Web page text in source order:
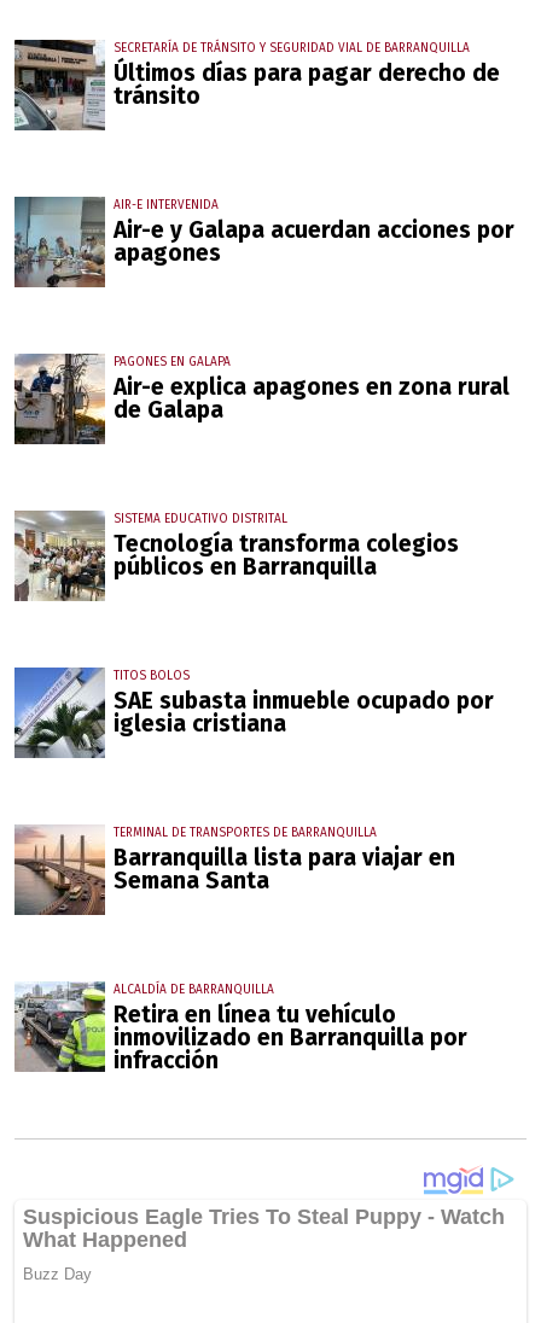
SECRETARÍA DE TRÁNSITO Y SEGURIDAD VIAL DE BARRANQUILLA
Últimos días para pagar derecho de
tránsito
AIR-E INTERVENIDA
Air-e y Galapa acuerdan acciones por
apagones
PAGONES EN GALAPA
Air-e explica apagones en zona rural
de Galapa
SISTEMA EDUCATIVO DISTRITAL
Tecnología transforma colegios
públicos en Barranquilla
TITOS BOLOS
SAE subasta inmueble ocupado por
iglesia cristiana
TERMINAL DE TRANSPORTES DE BARRANQUILLA
Barranquilla lista para viajar en
Semana Santa
ALCALDÍA DE BARRANQUILLA
Retira en línea tu vehículo
inmovilizado en Barranquilla por
infracción